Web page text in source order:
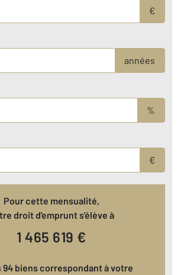
€
années
%
€
Pour cette mensualité,
droit d'emprunt s'élève à
1 465 619 €